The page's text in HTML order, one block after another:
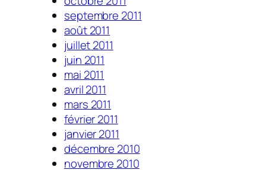
septembre 2011
août 2011
juillet 2011
juin 2011
mai 2011
avril 2011
mars 2011
février 2011
janvier 2011
décembre 2010
novembre 2010